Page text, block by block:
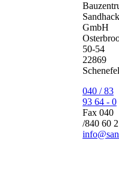
Sandhack
GmbH
50-54
22869
040 / 83
93 64 - 0
Fax 040
/840 60